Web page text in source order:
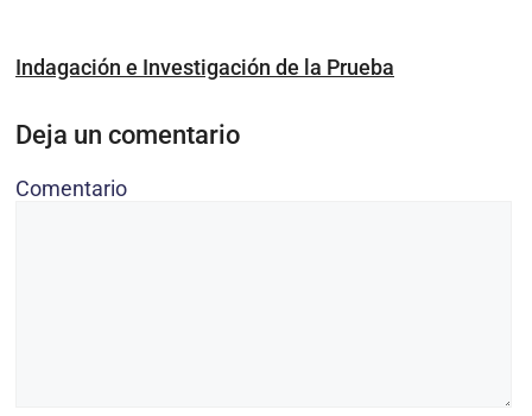
Indagación e Investigación de la Prueba
Deja un comentario
Comentario